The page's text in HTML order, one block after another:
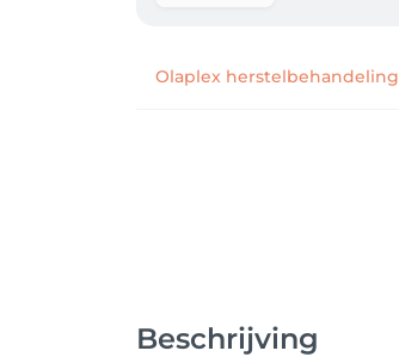
Olaplex herstelbehandeling
Beschrijving